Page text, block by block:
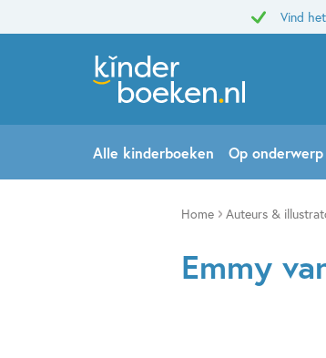
Vind
Alle kinderboeken Op onderwerp
Home Auteurs &
Emmy